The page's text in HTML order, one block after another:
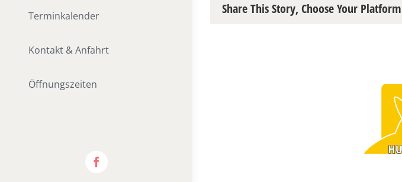
Terminkalender
Kontakt & Anfahrt
Öffnungszeiten
Share This Story, Choose Your